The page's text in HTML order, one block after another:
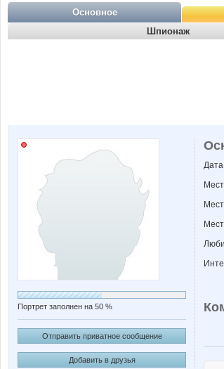
Основное
Шпионаж
Портрет заполнен на 50 %
Отправить приватное сообщение
Добавить в друзья